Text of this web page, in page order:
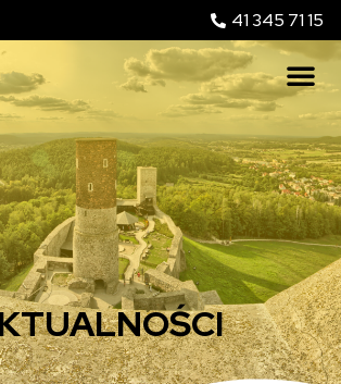
41 345 71 15